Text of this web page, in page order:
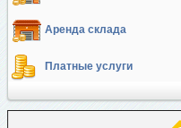
Аренда склада
Платные услуги